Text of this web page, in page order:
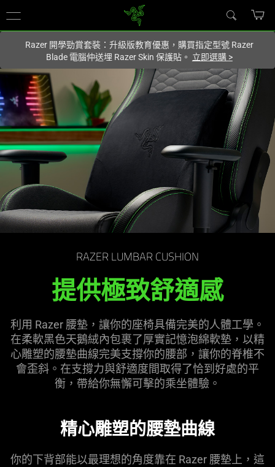
網站.
Razer 開學勁賞套裝：升級版教育優惠，購買指定型號 Razer
Blade 電腦仲送埋 Razer Skin 保護貼。 立即選購 >
腰
部
支
撐
枕
-
墊
RAZER LUMBAR CUSHION
提供極致舒適感
利用 Razer 腰墊，讓你的座椅具備完美的人體工學。
在柔軟黑色天鵝絨內包裹了厚實記憶泡綿軟墊，以精
心雕塑的腰墊曲線完美支撐你的腰部，讓你的脊椎不
會歪斜。在支撐力與舒適度間取得了恰到好處的平
衡，帶給你無懈可擊的乘坐體驗。
精心雕塑的腰墊曲線
你的下背部能以最理想的角度靠在 Razer 腰墊上，這